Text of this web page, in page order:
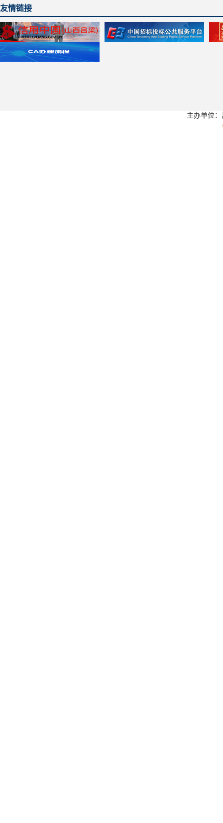
友情链接
主办单位